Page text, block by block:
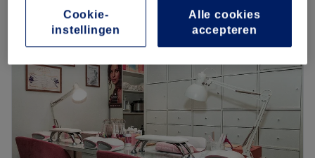
Alle cookies
accepteren
Cookie-
instellingen